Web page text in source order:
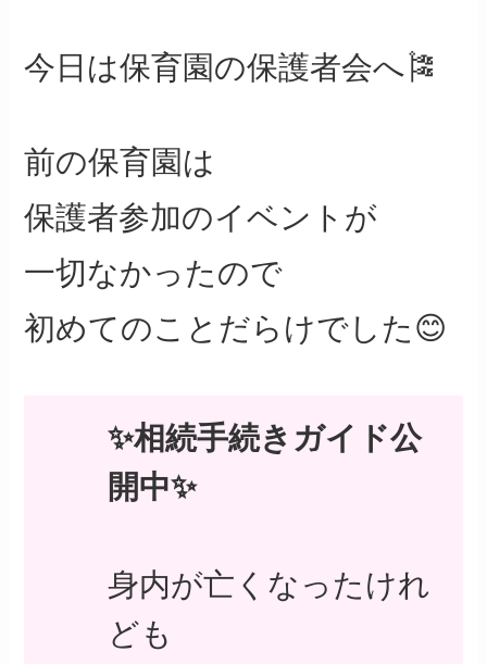
今日は保育園の保護者会へ🎏
前の保育園は
保護者参加のイベントが
一切なかったので
初めてのことだらけでした😊
✨相続手続きガイド公
開中✨
身内が亡くなったけれ
ども